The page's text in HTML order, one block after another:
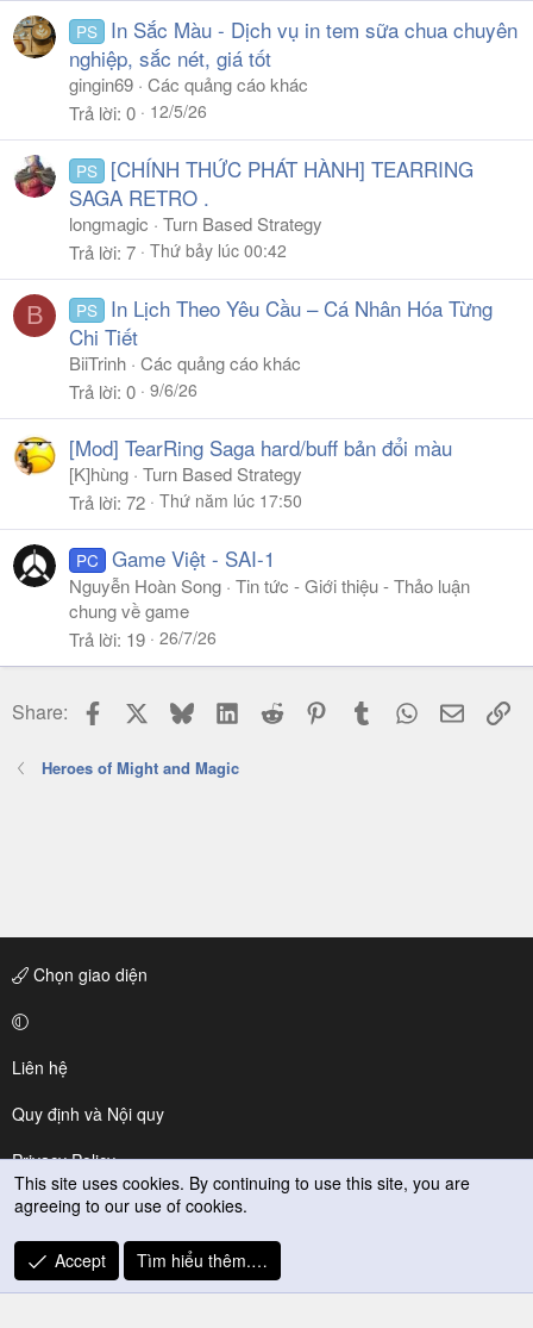
PS
In Sắc Màu - Dịch vụ in tem sữa chua chuyên
nghiệp, sắc nét, giá tốt
gingin69 Các quảng cáo khác
Trả lời 0 12/5/26
PS
[CHÍNH THỨC PHÁT HÀNH] TEARRING
SAGA RETRO .
longmagic
Turn Based Strategy
Trả lời 7 Thứ bảy lúc 00:42
B PS
In Lịch Theo Yêu Cầu – Cá Nhân Hóa Từng
Chi Tiết
BiiTrinh Các quảng cáo khác
Trả lời 0 9/6/26
[Mod] TearRing Saga hard/buff bản đổi màu
[K]hùng Turn Based Strategy
Trả lời 72 Thứ năm lúc 17:50
PC Game Việt - SAI-1
Nguyễn Hoàn Song Tin tức - Giới thiệu - Thảo luận
chung về game
Trả lời 19 26/7/26
Share: Facebook BlueskyLinkedIn
Reddit PinterestTumblr WhatsApp
Email
Heroes of Might and Magic
Chọn giao diện
Liên hệ
Quy định và Nội quy
Privacy Policy
Trợ giúp
R
S
This site uses cookies. By continuing to use this site, you are
agreeing to our use of cookies.
Accept Tìm hiểu thêm.…